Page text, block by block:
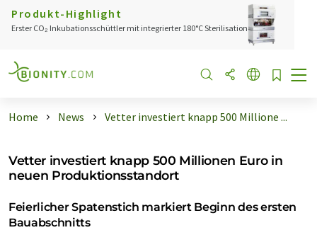
Produkt-Highlight
Erster CO₂ Inkubationsschüttler mit integrierter 180°C Sterilisation
Home News Vetter investiert knapp 500 Millione ...
Vetter investiert knapp 500 Millionen Euro in
neuen Produktionsstandort
Feierlicher Spatenstich markiert Beginn des ersten
Bauabschnitts